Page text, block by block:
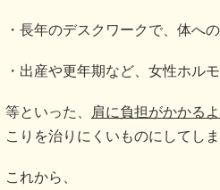
・長年のデスクワークで、体へ
・出産や更年期など、女性ホル
等といった、 肩に負担がかかる
こりを治りにくいものにしてしま
これから、